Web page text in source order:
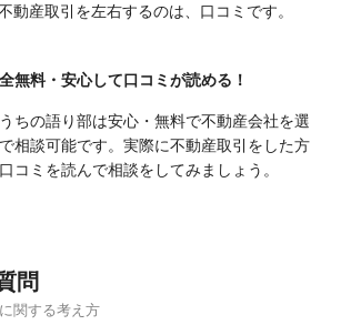
動産取引を左右するのは、口コミです。
無料・安心して口コミが読める！
ちの語り部は安心・無料で不動産会社を選
相談可能です。実際に不動産取引をした方
コミを読んで相談をしてみましょう。
問
関する考え方